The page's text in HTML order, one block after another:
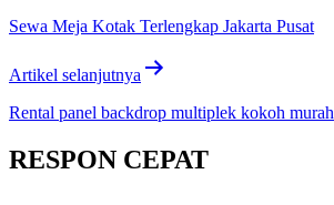
Sewa Meja Kotak Terlengkap Jakarta Pusat
Artikel selanjutnya
Rental panel backdrop multiplek kokoh murah
RESPON CEPAT